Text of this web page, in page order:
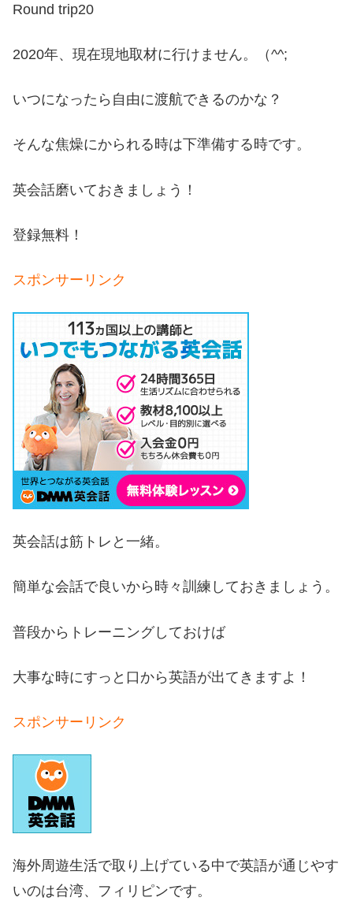
Round trip20
2020年、現在現地取材に行けません。（^^;
いつになったら自由に渡航できるのかな？
そんな焦燥にかられる時は下準備する時です。
英会話磨いておきましょう！
登録無料！
スポンサーリンク
英会話は筋トレと一緒。
簡単な会話で良いから時々訓練しておきましょう。
普段からトレーニングしておけば
大事な時にすっと口から英語が出てきますよ！
スポンサーリンク
海外周遊生活で取り上げている中で英語が通じやす
いのは台湾、フィリピンです。